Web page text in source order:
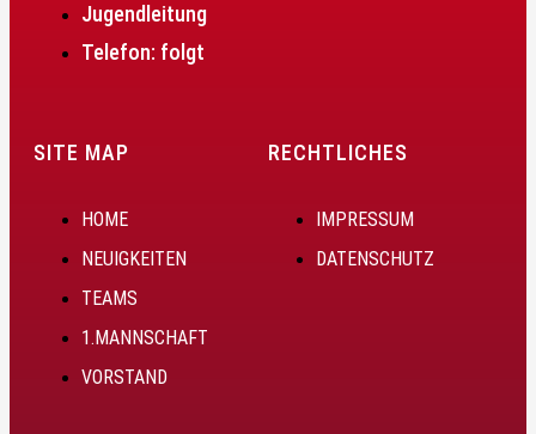
Jugendleitung
Telefon: folgt
SITE MAP
HOME
NEUIGKEITEN
TEAMS
1.MANNSCHAFT
VORSTAND
RECHTLICHES
IMPRESSUM
DATENSCHUTZ